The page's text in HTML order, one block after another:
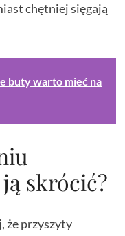
chętniej sięgają
buty warto mieć na
skrócić?
że przyszyty